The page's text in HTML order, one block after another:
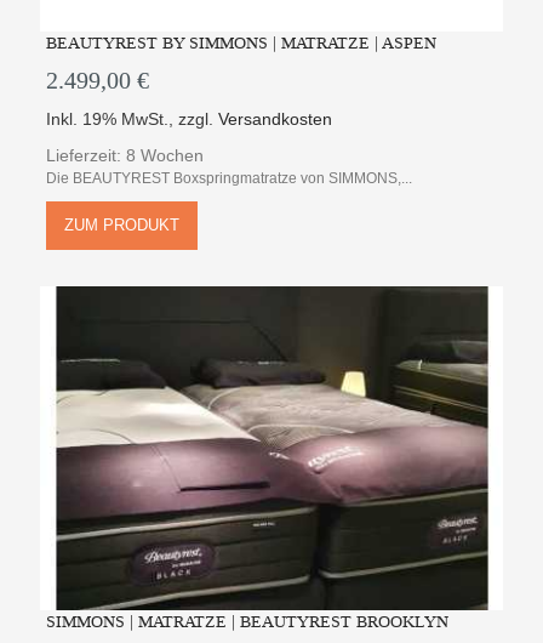
BEAUTYREST BY SIMMONS | MATRATZE | ASPEN
2.499,00 €
Inkl. 19% MwSt. ,zzgl.Versandkosten
Lieferzeit: 8 Wochen
Die BEAUTYREST Boxspringmatratze von SIMMONS,...
ZUM PRODUKT
SIMMONS | MATRATZE | BEAUTYREST BROOKLYN